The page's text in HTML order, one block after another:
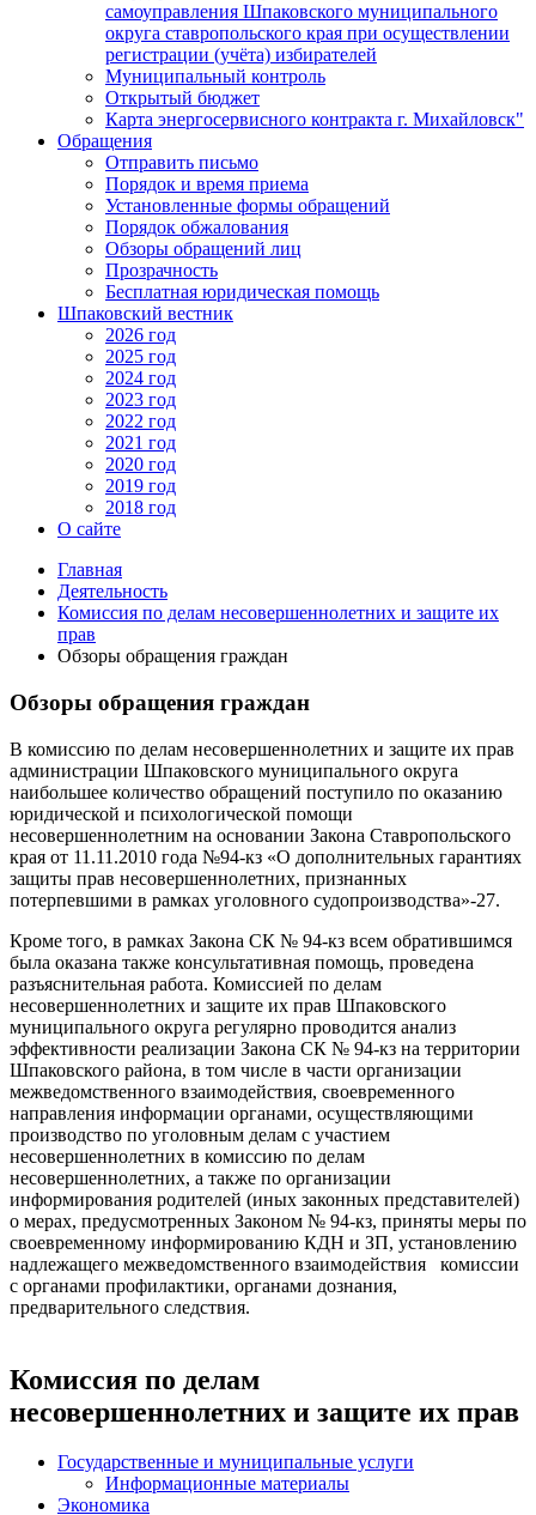
самоуправления Шпаковского муниципального
округа ставропольского края при осуществлении
регистрации (учёта) избирателей
Муниципальный контроль
Открытый бюджет
Карта энергосервисного контракта г. Михайловск"
Обращения
Отправить письмо
Порядок и время приема
Установленные формы обращений
Порядок обжалования
Обзоры обращений лиц
Прозрачность
Бесплатная юридическая помощь
Шпаковский вестник
2026 год
2025 год
2024 год
2023 год
2022 год
2021 год
2020 год
2019 год
2018 год
О сайте
Главная
Деятельность
Комиссия по делам несовершеннолетних и защите их
прав
Обзоры обращения граждан
Обзоры обращения граждан
В комиссию по делам несовершеннолетних и защите их прав
администрации Шпаковского муниципального округа
наибольшее количество обращений поступило по оказанию
юридической и психологической помощи
несовершеннолетним на основании Закона Ставропольского
края от 11.11.2010 года №94-кз «О дополнительных гарантиях
защиты прав несовершеннолетних, признанных
потерпевшими в рамках уголовного судопроизводства»-27.
Кроме того, в рамках Закона СК № 94-кз всем обратившимся
была оказана также консультативная помощь, проведена
разъяснительная работа. Комиссией по делам
несовершеннолетних и защите их прав Шпаковского
муниципального округа регулярно проводится анализ
эффективности реализации Закона СК № 94-кз на территории
Шпаковского района, в том числе в части организации
межведомственного взаимодействия, своевременного
направления информации органами, осуществляющими
производство по уголовным делам с участием
несовершеннолетних в комиссию по делам
несовершеннолетних, а также по организации
информирования родителей (иных законных представителей)
о мерах, предусмотренных Законом № 94-кз, приняты меры по
своевременному информированию КДН и ЗП, установлению
надлежащего межведомственного взаимодействия комиссии
с органами профилактики, органами дознания,
предварительного следствия.
Комиссия по делам
несовершеннолетних и защите их прав
Государственные и муниципальные услуги
Информационные материалы
Экономика